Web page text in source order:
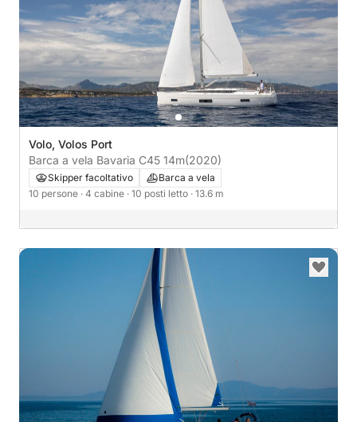
Volo, Volos Port
Barca a vela Bavaria C45 14m(2020)
Skipper facoltativo
Barca a vela
10 persone · 4 cabine · 10 posti letto · 13.6 m